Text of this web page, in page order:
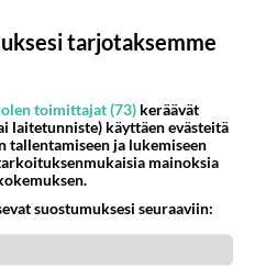
alas (motolla). Kaikki
Vastattu 4v
alennusta?
vaan odotella....
tarjotaksemme
toimittajat (73) keräävät
laitetunniste) käyttäen evästeitä
tallentamiseen ja lukemiseen
mainoksia
suostumuksesi seuraaviin: